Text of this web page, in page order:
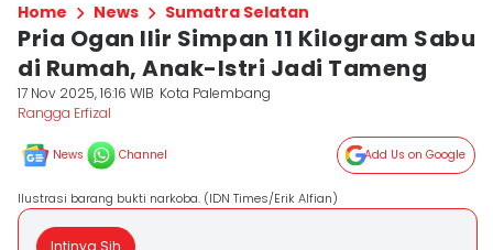
Home News Sumatra Selatan
Pria Ogan Ilir Simpan 11 Kilogram Sabu
di Rumah, Anak-Istri Jadi Tameng
17 Nov 2025, 16:16 WIB Kota Palembang
Rangga Erfizal
News Channel Add Us on Google
Ilustrasi barang bukti narkoba. (IDN Times/Erik Alfian)
Intinya Sih